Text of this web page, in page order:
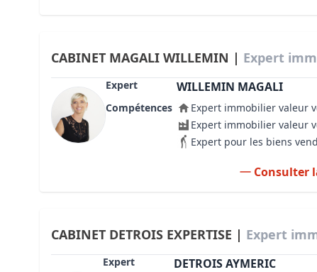
CABINET MAGALI WILLEMIN | Expert
Expert WILLEMIN MAGALI
Compétences
Expert immobilier valeur
Expert immobilier valeur
Expert pour les biens
Consulter
CABINET DETROIS EXPERTISE | Expert
Expert DETROIS AYMERIC